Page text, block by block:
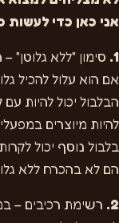
אני כאן כדי
1. סימון "ללא
אם הוא עלול להכיל
הבלבול יכול להיות
להיות מיוצרים
בלבול נוסף יכול
הם לא בהכרח ללא
2. רשימת רכיבים –